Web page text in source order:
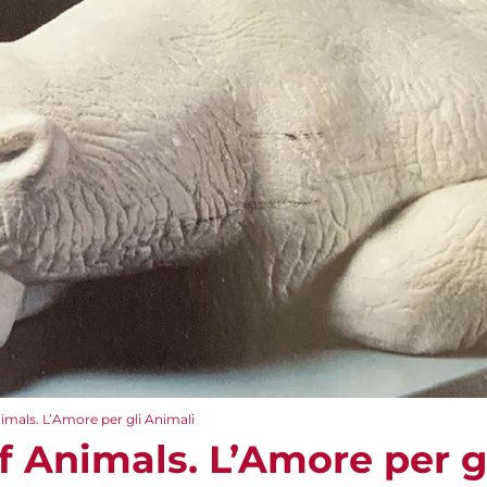
L’Amore per gli Animali
Animals. L’Amore per